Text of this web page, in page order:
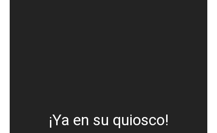
¡Ya en su quiosco!